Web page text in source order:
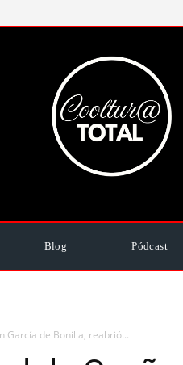
Blog Pódcast
García de Bonilla, reabrió...